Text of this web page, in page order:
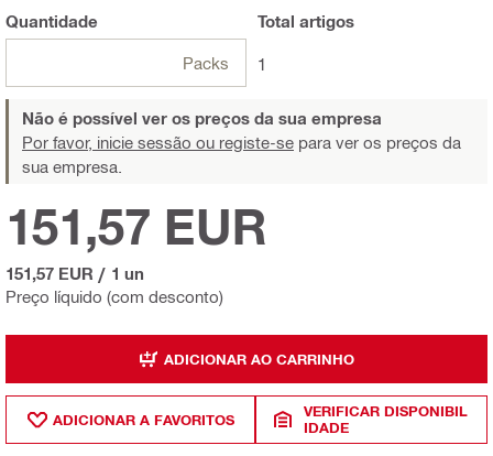
Quantidade
Packs
Total artigos
1
Não é possível ver os preços da sua empresa
Por favor, inicie sessão ou registe-se para ver os preços da
sua empresa.
Preço líquido (com desconto)
151,57 EUR
151,57 EUR / 1 un
ADICIONAR AO CARRINHO
ADICIONAR A FAVORITOS
VERIFICAR DISPONIBIL
IDADE